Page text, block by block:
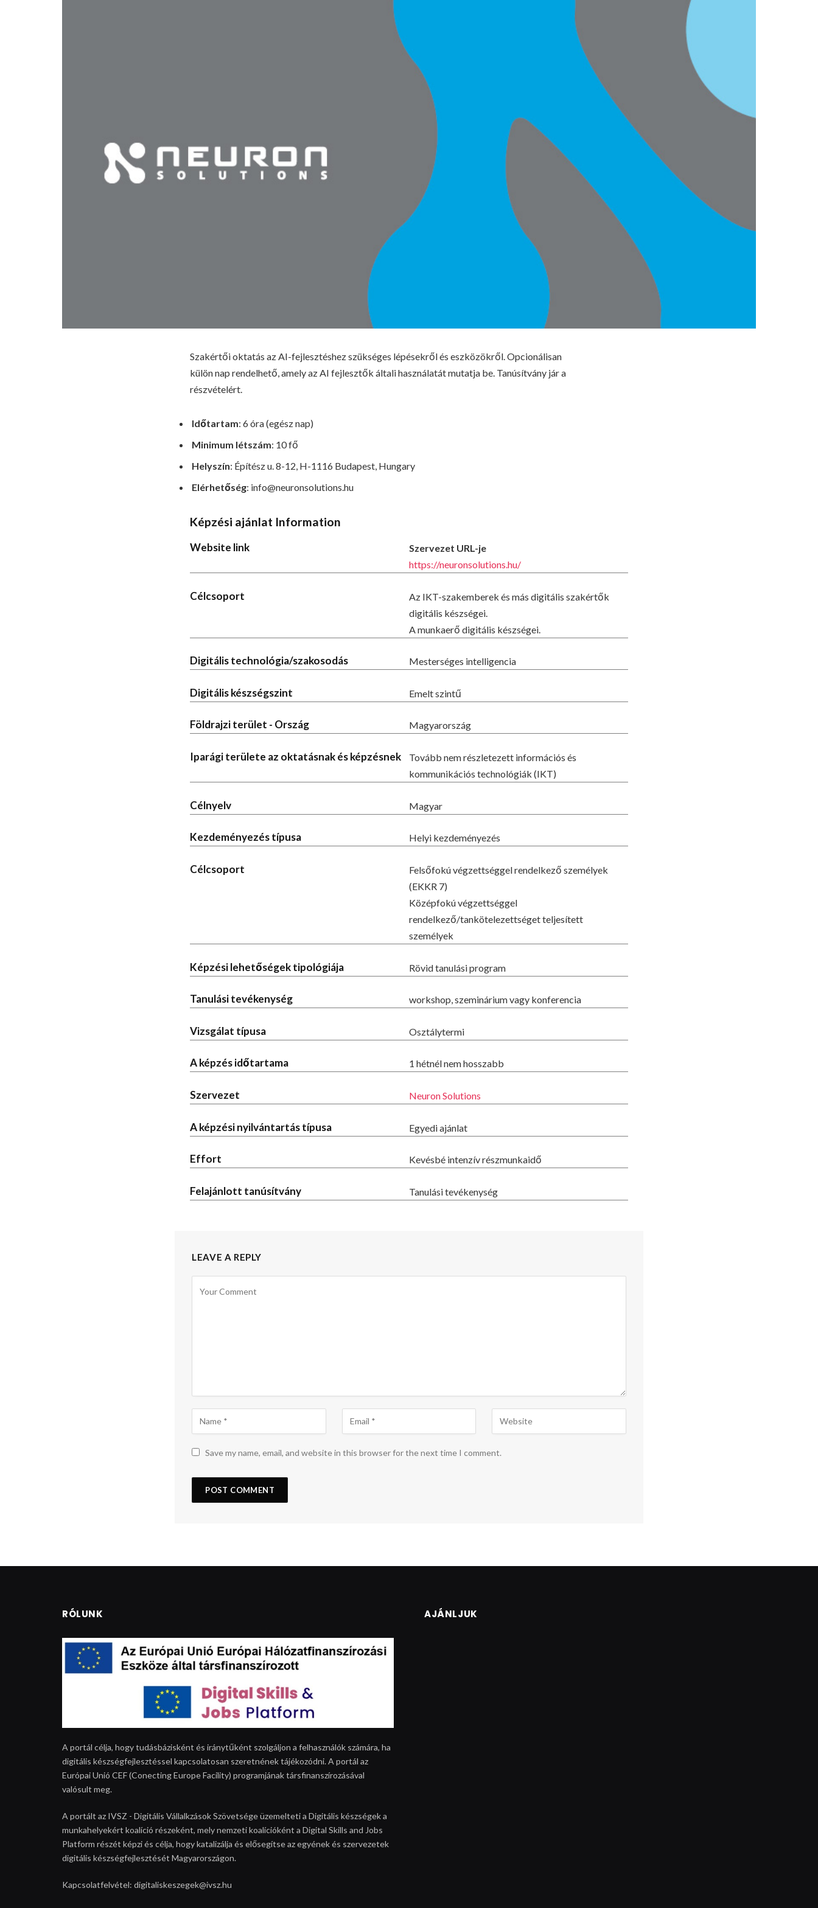
Szakértői oktatás az AI-fejlesztéshez szükséges lépésekről és eszközökről. Opcionálisan
külön nap rendelhető, amely az AI fejlesztők általi használatát mutatja be. Tanúsítvány jár a
részvételért.
Időtartam: 6 óra (egész nap)
Minimum létszám: 10 fő
Helyszín: Építész u. 8-12, H-1116 Budapest, Hungary
Elérhetőség: info@neuronsolutions.hu
Képzési ajánlat Information
Website link
Szervezet URL-je
https://neuronsolutions.hu/
Célcsoport
Az IKT-szakemberek és más digitális szakértők
digitális készségei.
A munkaerő digitális készségei.
Digitális technológia/szakosodás Mesterséges intelligencia
Digitális készségszint Emelt szintű
Földrajzi terület - Ország Magyarország
Iparági területe az oktatásnak és képzésnek
Tovább nem részletezett információs és
kommunikációs technológiák (IKT)
Célnyelv Magyar
Kezdeményezés típusa Helyi kezdeményezés
Célcsoport
Felsőfokú végzettséggel rendelkező személyek
(EKKR 7)
Középfokú végzettséggel
rendelkező/tankötelezettséget teljesített
személyek
Képzési lehetőségek tipológiája Rövid tanulási program
Tanulási tevékenység workshop, szeminárium vagy konferencia
Vizsgálat típusa Osztálytermi
A képzés időtartama 1 hétnél nem hosszabb
Szervezet Neuron Solutions
A képzési nyilvántartás típusa Egyedi ajánlat
Effort Kevésbé intenzív részmunkaidő
Felajánlott tanúsítvány Tanulási tevékenység
LEAVE A REPLY
Save my name, email, and website in this browser for the next time I comment.
RÓLUNK
A portál célja, hogy tudásbázisként és iránytűként szolgáljon a felhasználók számára, ha
digitális készségfejlesztéssel kapcsolatosan szeretnének tájékozódni. A portál az
Európai Unió CEF (Conecting Europe Facility) programjának társfinanszírozásával
valósult meg.
A portált az IVSZ - Digitális Vállalkzások Szövetsége üzemelteti a Digitális készségek a
munkahelyekért koalíció részeként, mely nemzeti koalícióként a Digital Skills and Jobs
Platform részét képzi és célja, hogy katalizálja és elősegítse az egyének és szervezetek
digitális készségfejlesztését Magyarországon.
Kapcsolatfelvétel: digitaliskeszegek@ivsz.hu
AJÁNLJUK